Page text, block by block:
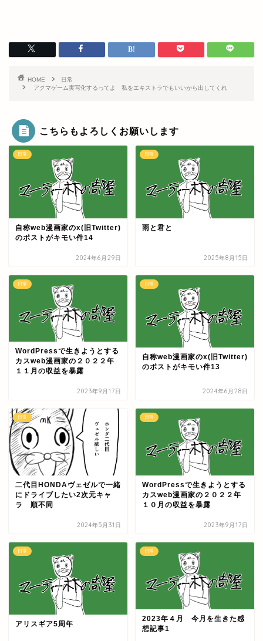
HOME
日常
アクマゲーム実写化するってよ 私をエキストラでもいいから出してくれ
こちらもよろしくお願いします
日常
自称web漫画家のx(旧Twitter)
のポストがキモい件14
2024年6月29日
日常
雨と君と
2025年8月15日
日常
WordPressで生きようとする
カスweb漫画家の２０２２年
１１月の収益を暴露
2023年9月17日
日常
自称web漫画家のx(旧Twitter)
のポストがキモい件13
2024年6月28日
日常
二代目HONDAヴェゼルで一緒
にドライブしたい2次元キャ
ラ 順不同
2024年5月31日
日常
WordPressで生きようとする
カスweb漫画家の２０２２年
１０月の収益を暴露
2023年9月17日
日常
アリスギア5周年
日常
2023年４月 今月を生きた感
想記事1